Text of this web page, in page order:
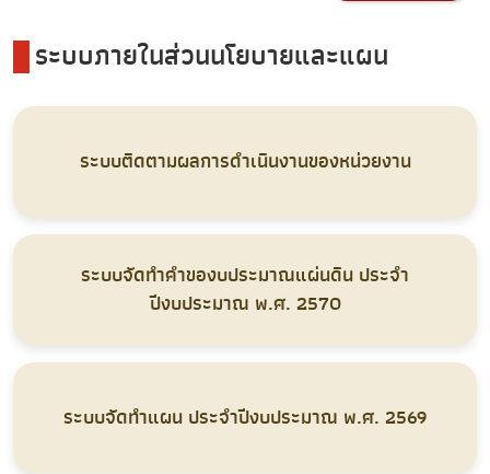
ระบบภายในส่วนนโยบายและแผน
ระบบติดตามผลการดำเนินงานของหน่วยงาน
ระบบจัดทำคำของบประมาณแผ่นดิน ประจำ
ปีงบประมาณ พ.ศ. 2570
ระบบจัดทำแผน ประจำปีงบประมาณ พ.ศ. 2569